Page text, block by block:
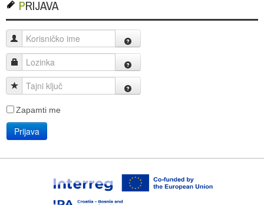
PRIJAVA
Korisničko ime
Lozinka
Tajni ključ
Zapamti me
Prijava